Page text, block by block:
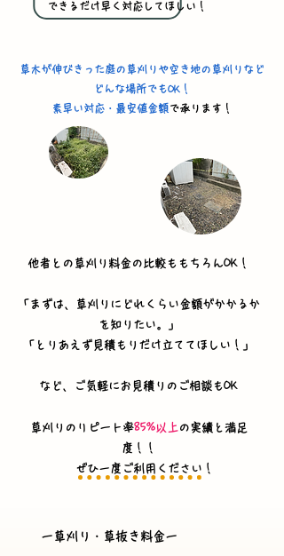
​できるだけ早く対応してほしい！
草木が伸びきった庭の草刈りや空き地の草刈りなど
どんな場所でもOK！
素早い対応・最安値金額で承ります！
他者との草刈り料金の比較ももちろんOK！
​「まずは、草刈りにどれくらい金額がかかるか
を知りたい。」
「とりあえず見積もりだけ立ててほしい！」
​など、ご気軽にお見積りのご相談もOK
草刈りのリピート率85%以上の実績と満足
度！！
ぜひ一度ご利用ください！
​ー草刈り・草抜き料金ー